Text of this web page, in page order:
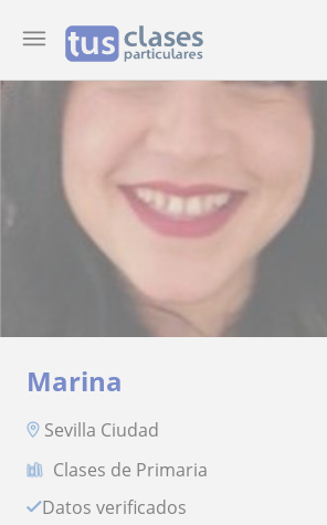
Marina
Sevilla Ciudad
Clases de Primaria
Datos verificados